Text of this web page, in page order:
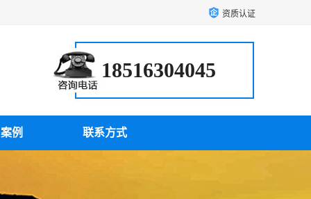
资质认证
18516304045
例 联系方式